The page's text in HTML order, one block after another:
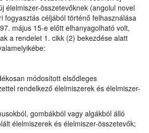
élelmiszer-összetevőknek (angolul novel
fogyasztás céljából történő felhasználása
május 15-e előtt elhanyagolható volt,
a rendelet 1. cikk (2) bekezdése alatt
módosított elsődleges
rendelkező élelmiszerek és élelmiszer-
gombákból vagy algákból álló
élelmiszerek és élelmiszer-összetevők;